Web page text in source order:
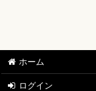
【ワンピースカード
15】
ホーム
ログイン